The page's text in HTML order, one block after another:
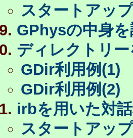
スタートアッ
GPhysの中身を
ディレクトリ
GDir利用例(1)
GDir利用例(2)
irbを用いた対
スタートアッ